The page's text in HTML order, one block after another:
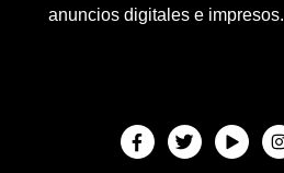
anuncios digitales e impresos.